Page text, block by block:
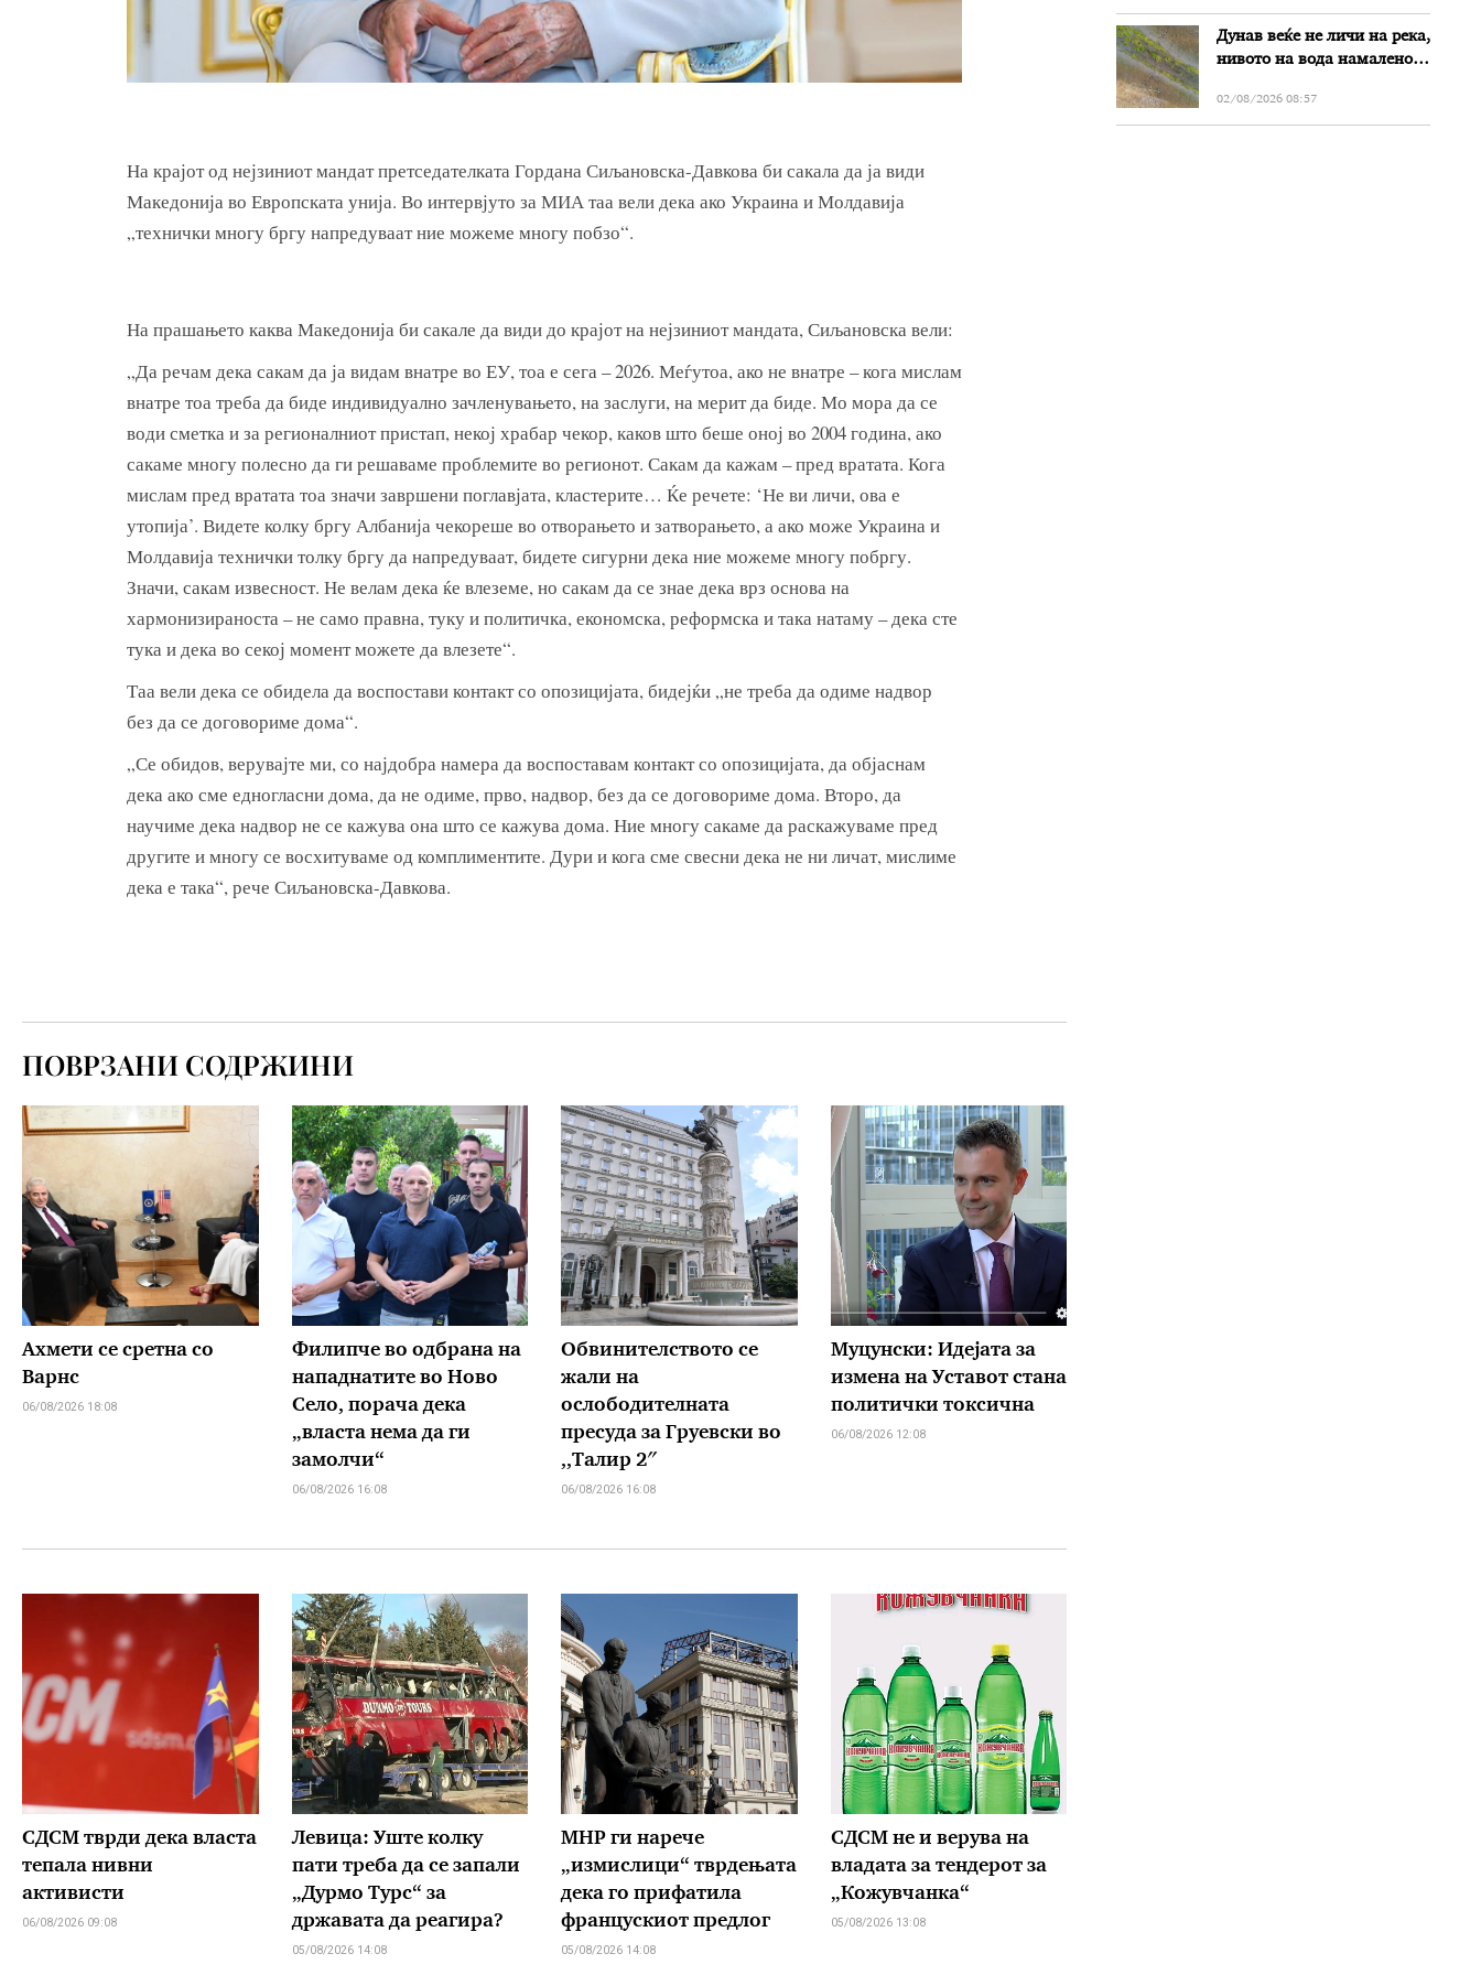
На крајот од нејзиниот мандат претседателката Гордана Сиљановска-Давкова би сакала да ја види
Македонија во Европската унија. Во интервјуто за МИА таа вели дека ако Украина и Молдавија
„технички многу бргу напредуваат ние можеме многу побзо“.
На прашањето каква Македонија би сакале да види до крајот на нејзиниот мандата, Сиљановска вели:
„Да речам дека сакам да ја видам внатре во ЕУ, тоа е сега – 2026. Меѓутоа, ако не внатре – кога мислам
внатре тоа треба да биде индивидуално зачленувањето, на заслуги, на мерит да биде. Мо мора да се
води сметка и за регионалниот пристап, некој храбар чекор, каков што беше оној во 2004 година, ако
сакаме многу полесно да ги решаваме проблемите во регионот. Сакам да кажам – пред вратата. Кога
мислам пред вратата тоа значи завршени поглавјата, кластерите… Ќе речете: ‘Не ви личи, ова е
утопија’. Видете колку бргу Албанија чекореше во отворањето и затворањето, а ако може Украина и
Молдавија технички толку бргу да напредуваат, бидете сигурни дека ние можеме многу побргу.
Значи, сакам извесност. Не велам дека ќе влеземе, но сакам да се знае дека врз основа на
хармонизираноста – не само правна, туку и политичка, економска, реформска и така натаму – дека сте
тука и дека во секој момент можете да влезете“.
Таа вели дека се обидела да воспостави контакт со опозицијата, бидејќи „не треба да одиме надвор
без да се договориме дома“.
„Се обидов, верувајте ми, со најдобра намера да воспоставам контакт со опозицијата, да објаснам
дека ако сме едногласни дома, да не одиме, прво, надвор, без да се договориме дома. Второ, да
научиме дека надвор не се кажува она што се кажува дома. Ние многу сакаме да раскажуваме пред
другите и многу се восхитуваме од комплиментите. Дури и кога сме свесни дека не ни личат, мислиме
дека е така“, рече Сиљановска-Давкова.
ПОВРЗАНИ СОДРЖИНИ
Ахмети се сретна со
Варнс
06/08/2026 18:08
Филипче во одбрана на
нападнатите во Ново
Село, порача дека
„власта нема да ги
замолчи“
06/08/2026 16:08
Обвинителството се
жали на
ослободителната
пресуда за Груевски во
,,Талир 2″
06/08/2026 16:08
Муцунски: Идејата за
измена на Уставот стана
политички токсична
06/08/2026 12:08
СДСМ тврди дека власта
тепала нивни
активисти
06/08/2026 09:08
Левица: Уште колку
пати треба да се запали
„Дурмо Турс“ за
државата да реагира?
05/08/2026 14:08
МНР ги нарече
„измислици“ тврдењата
дека го прифатила
францускиот предлог
05/08/2026 14:08
СДСМ не и верува на
владата за тендерот за
„Кожувчанка“
05/08/2026 13:08
Дунав веќе не личи на река,
нивото на вода намалено
Бугарија
02/08/2026 08:57